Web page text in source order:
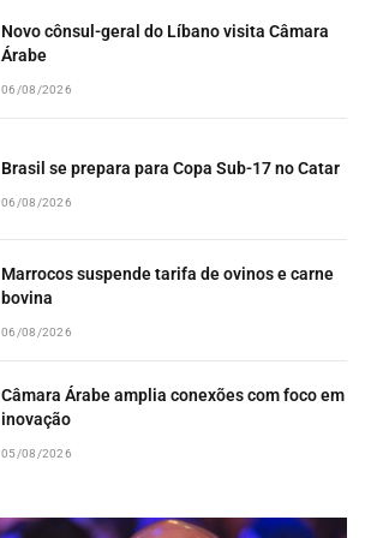
Novo cônsul-geral do Líbano visita Câmara
Árabe
06/08/2026
Brasil se prepara para Copa Sub-17 no Catar
06/08/2026
Marrocos suspende tarifa de ovinos e carne
bovina
06/08/2026
Câmara Árabe amplia conexões com foco em
inovação
05/08/2026